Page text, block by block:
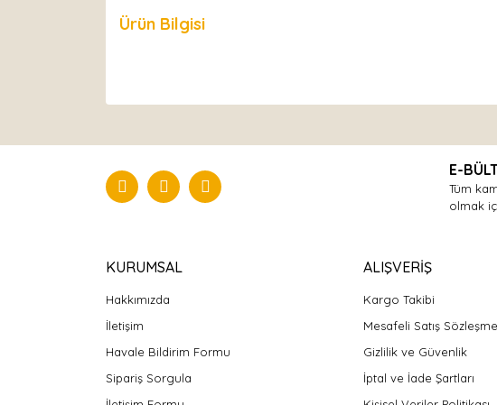
Ürün Bilgisi
E-
Tüm
olmak
KURUMSAL
Hakkımızda
İletişim
Havale Bildirim Formu
Sipariş Sorgula
ALIŞVERİŞ
Kargo Takibi
Mesafeli Satış
Gizlilik ve Güvenlik
İptal ve İade Şartları